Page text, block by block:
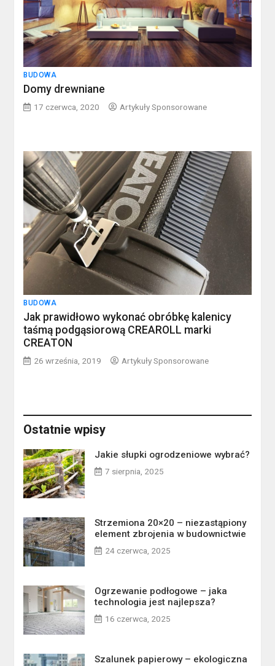
BUDOWA
Domy drewniane
17 czerwca, 2020 Artykuły Sponsorowane
BUDOWA
Jak prawidłowo wykonać obróbkę kalenicy
taśmą podgąsiorową CREAROLL marki
CREATON
26 września, 2019 Artykuły Sponsorowane
Ostatnie wpisy
Jakie słupki ogrodzeniowe wybrać?
7 sierpnia, 2025
Strzemiona 20×20 – niezastąpiony
element zbrojenia w budownictwie
24 czerwca, 2025
Ogrzewanie podłogowe – jaka
technologia jest najlepsza?
16 czerwca, 2025
Szalunek papierowy – ekologiczna